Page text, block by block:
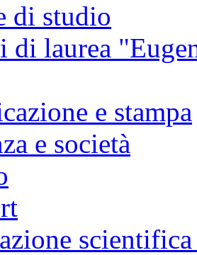
di studio
di laurea
e stampa
e società